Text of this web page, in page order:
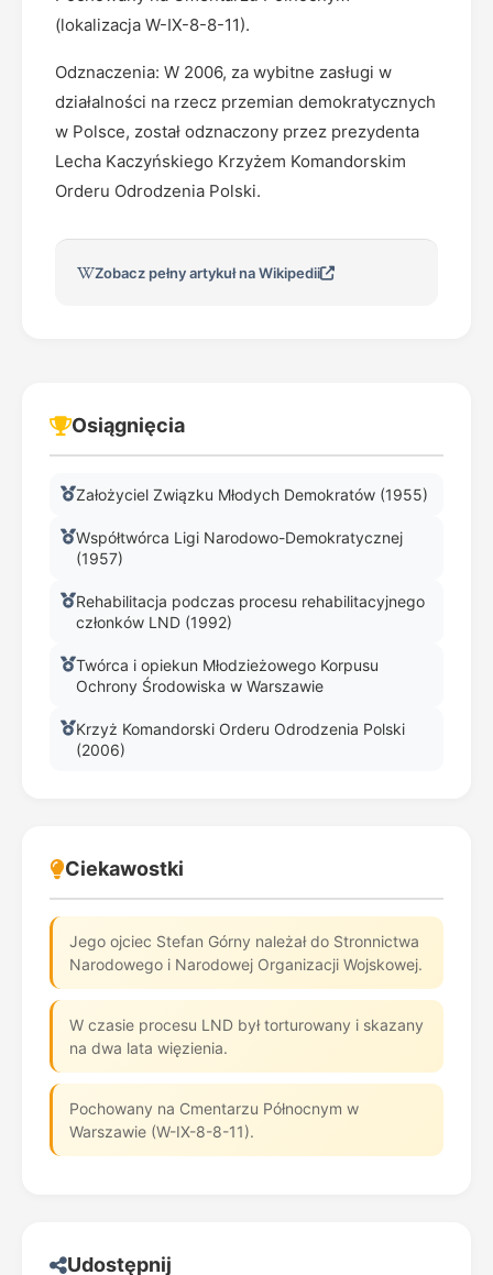
(lokalizacja W-IX-8-8-11).
Odznaczenia: W 2006, za wybitne zasługi w
działalności na rzecz przemian demokratycznych
w Polsce, został odznaczony przez prezydenta
Lecha Kaczyńskiego Krzyżem Komandorskim
Orderu Odrodzenia Polski.
Zobacz pełny artykuł na Wikipedii
Osiągnięcia
Założyciel Związku Młodych Demokratów (1955)
Współtwórca Ligi Narodowo-Demokratycznej
(1957)
Rehabilitacja podczas procesu rehabilitacyjnego
członków LND (1992)
Twórca i opiekun Młodzieżowego Korpusu
Ochrony Środowiska w Warszawie
Krzyż Komandorski Orderu Odrodzenia Polski
(2006)
Ciekawostki
Jego ojciec Stefan Górny należał do Stronnictwa
Narodowego i Narodowej Organizacji Wojskowej.
W czasie procesu LND był torturowany i skazany
na dwa lata więzienia.
Pochowany na Cmentarzu Północnym w
Warszawie (W-IX-8-8-11).
Udostępnij